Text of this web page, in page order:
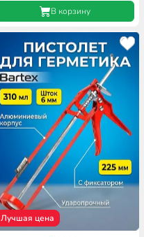
В корзину
Лучшая цена